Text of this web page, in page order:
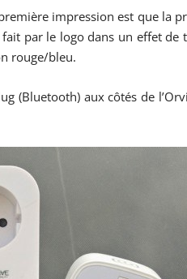
impression est que la
par le logo dans un effet de
rouge/bleu.
(Bluetooth) aux côtés de